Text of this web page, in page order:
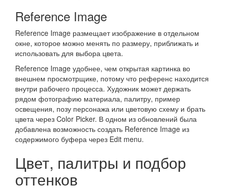
Reference Image
Reference Image размещает изображение в отдельном
окне, которое можно менять по размеру, приближать и
использовать для выбора цвета.
Reference Image удобнее, чем открытая картинка во
внешнем просмотрщике, потому что референс находится
внутри рабочего процесса. Художник может держать
рядом фотографию материала, палитру, пример
освещения, позу персонажа или цветовую схему и брать
цвета через Color Picker. В одном из обновлений была
добавлена возможность создать Reference Image из
содержимого буфера через Edit menu.
Цвет, палитры и подбор
оттенков